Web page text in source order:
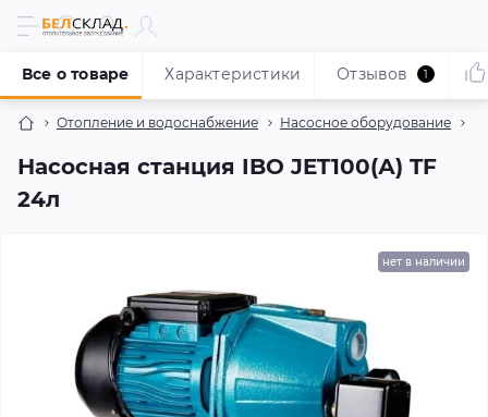
Отопление и водоснабжение Насосное оборудование
Насосная станция IBO JET100(А) TF
24л
Все о товаре Характеристики Отзывов 1
нет в наличии